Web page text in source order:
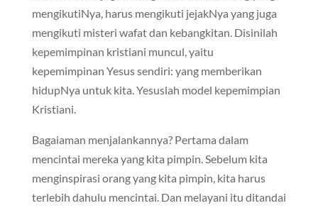
mengikutiNya, harus mengikuti jejakNya yang juga
mengikuti misteri wafat dan kebangkitan. Disinilah
kepemimpinan kristiani muncul, yaitu
kepemimpinan Yesus sendiri: yang memberikan
hidupNya untuk kita. Yesuslah model kepemimpian
Kristiani.
Bagaiaman menjalankannya? Pertama dalam
mencintai mereka yang kita pimpin. Sebelum kita
menginspirasi orang yang kita pimpin, kita harus
terlebih dahulu mencintai. Dan melayani itu ditandai